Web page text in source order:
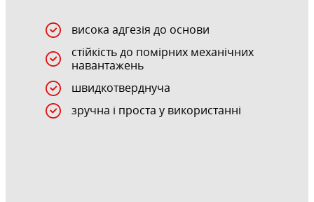
висока адгезія до основи
стійкість до помірних механічних
навантажень
швидкотверднуча
зручна і проста у використанні